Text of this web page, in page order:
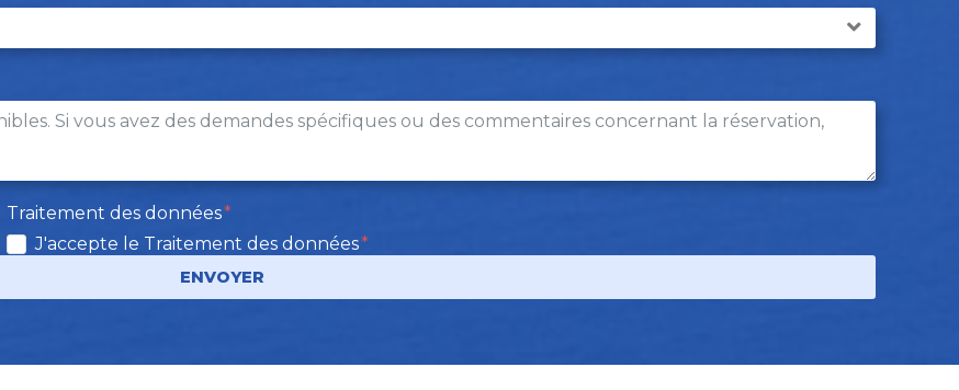
Traitement des données
J'accepte le Traitement des données
ENVOYER